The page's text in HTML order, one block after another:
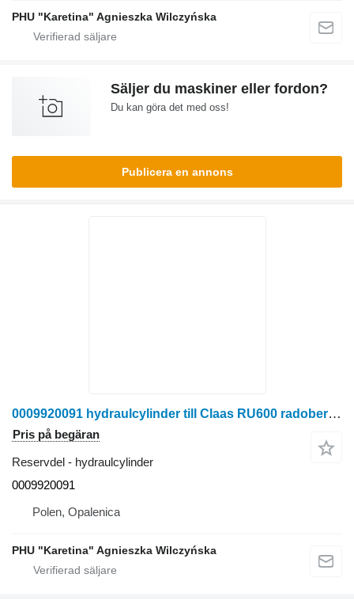
PHU "Karetina" Agnieszka Wilczyńska
Säljer du maskiner eller fordon?
Du kan göra det med oss!
Publicera en annons
0009920091 hydraulcylinder till Claas RU600 radoberoende skärbord för majsskörd
Pris på begäran
Reservdel - hydraulcylinder
0009920091
Polen, Opalenica
PHU "Karetina" Agnieszka Wilczyńska